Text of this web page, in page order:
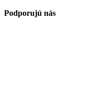
Podporujú nás